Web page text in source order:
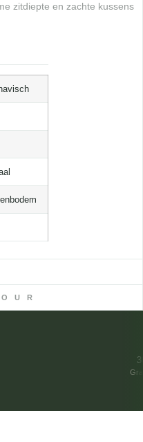
zitdiepte en zachte kussens